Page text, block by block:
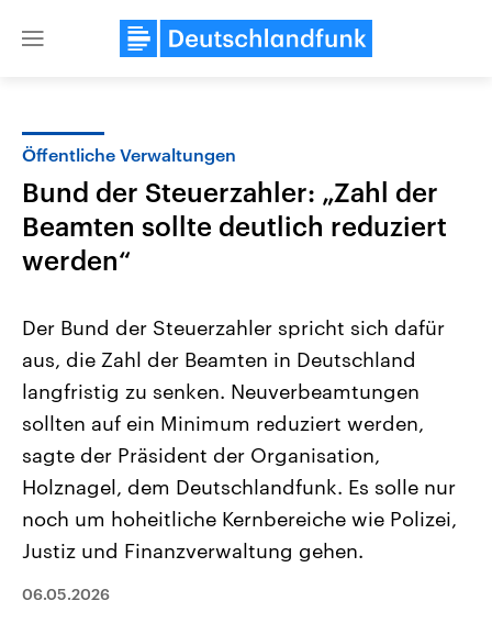
Close
Landtagswahl Sachsen-Anhalt
2026
Alle Informationen
Sachsen-Anhalt wählt am 6.
September 2026 einen neuen
Landtag. Seit 2021 wird das
Bundesland von einer Koalition aus
Umfragen, Prognosen,
Wahlprogramme, aktuelle Berichte
und Hintergründe zu den Parteien
Wahl.
USA
Aktuelle Beiträge,
Hintergründe
Wirtschaftlich und
gehören die Vereinigten
den mächtigsten Ländern
mit großem Einfluss auf
Sendungen Programm Podcasts
Öffentliche Verwaltungen
Bund der Steuerzahler: „Zahl der
Beamten sollte deutlich reduziert
werden“
Der Bund der Steuerzahler spricht sich dafür
aus, die Zahl der Beamten in Deutschland
langfristig zu senken. Neuverbeamtungen
sollten auf ein Minimum reduziert werden,
sagte der Präsident der Organisation,
Holznagel, dem Deutschlandfunk. Es solle nur
noch um hoheitliche Kernbereiche wie Polizei,
Justiz und Finanzverwaltung gehen.
06.05.2026